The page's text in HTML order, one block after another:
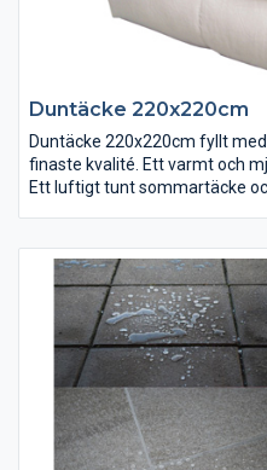
Duntäcke 220x220cm
Duntäcke 220x220cm fyllt
finaste kvalité. Ett varmt och
Ett luftigt tunt sommartäcke